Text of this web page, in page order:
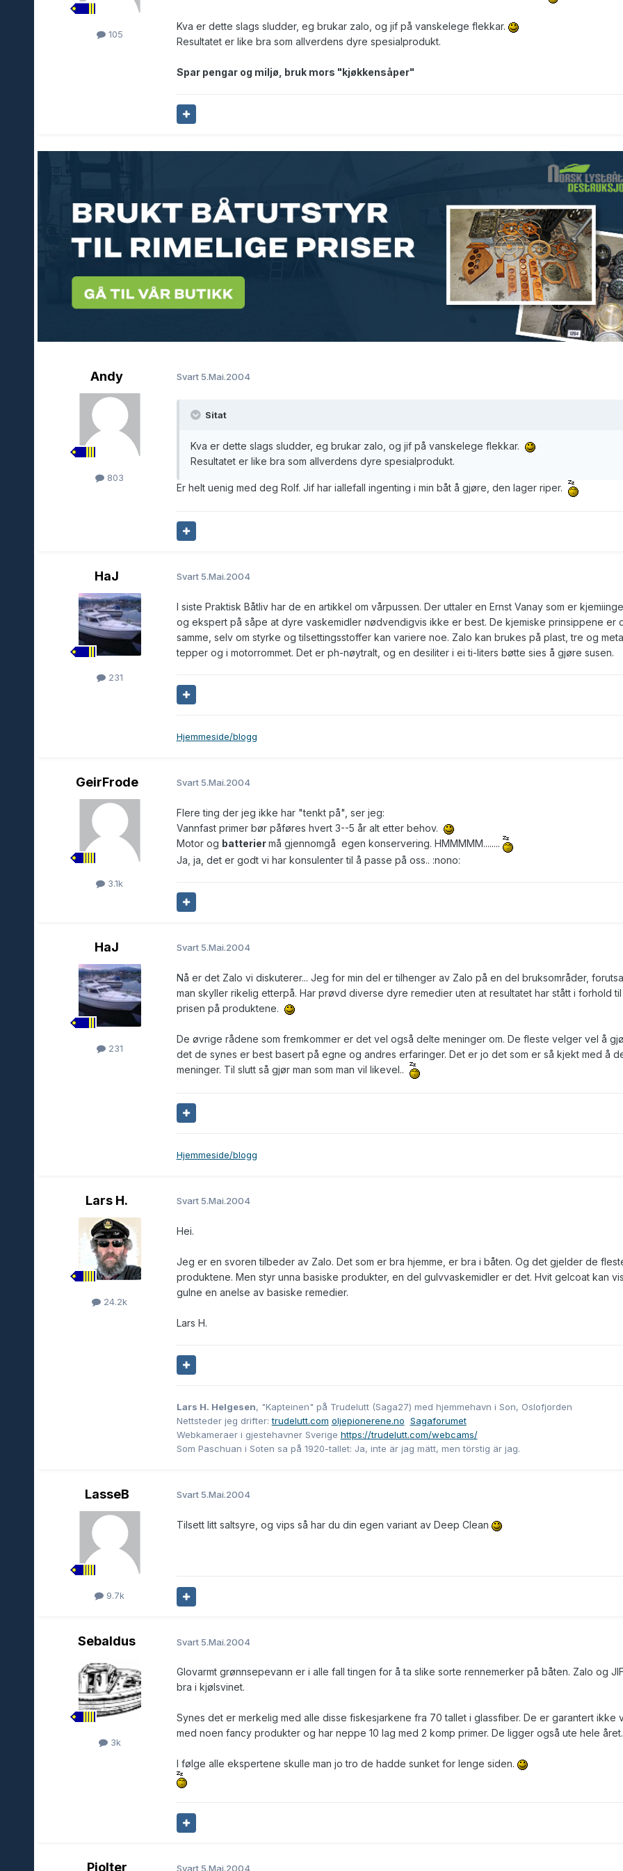
105
Kva er dette slags sludder, eg brukar zalo, og jif på vanskelege flekkar.
Resultatet er like bra som allverdens dyre spesialprodukt.
Spar pengar og miljø, bruk mors "kjøkkensåper"
Andy
803
Svart 5.Mai.2004
Sitat
Kva er dette slags sludder, eg brukar zalo, og jif på vanskelege flekkar.
Resultatet er like bra som allverdens dyre spesialprodukt.
Er helt uenig med deg Rolf. Jif har iallefall ingenting i min båt å gjøre, den lager riper.
HaJ
231
Svart 5.Mai.2004
I siste Praktisk Båtliv har de en artikkel om vårpussen. Der uttaler en Ernst Vanay som er
og ekspert på såpe at dyre vaskemidler nødvendigvis ikke er best. De kjemiske prinsippene er
samme, selv om styrke og tilsettingsstoffer kan variere noe. Zalo kan brukes på plast, tre og
tepper og i motorrommet. Det er ph-nøytralt, og en desiliter i ei ti-liters bøtte sies å gjøre susen.
Hjemmeside/blogg
GeirFrode
3.1k
Svart 5.Mai.2004
Flere ting der jeg ikke har "tenkt på", ser jeg:
Vannfast primer bør påføres hvert 3--5 år alt etter behov.
Motor og batteriermå gjennomgå egen konservering. HMMMMM........
Ja, ja, det er godt vi har konsulenter til å passe på oss.. :nono:
HaJ
231
Svart 5.Mai.2004
Nå er det Zalo vi diskuterer... Jeg for min del er tilhenger av Zalo på en del bruksområder,
man skyller rikelig etterpå. Har prøvd diverse dyre remedier uten at resultatet har stått i forhold til
prisen på produktene.
De øvrige rådene som fremkommer er det vel også delte meninger om. De fleste velger vel å
det de synes er best basert på egne og andres erfaringer. Det er jo det som er så kjekt med å
meninger. Til slutt så gjør man som man vil likevel..
Hjemmeside/blogg
Lars H.
24.2k
Svart 5.Mai.2004
Hei.
Jeg er en svoren tilbeder av Zalo. Det som er bra hjemme, er bra i båten. Og det gjelder de
produktene. Men styr unna basiske produkter, en del gulvvaskemidler er det. Hvit gelcoat kan
gulne en anelse av basiske remedier.
Lars H.
Lars H. Helgesen, "Kapteinen" på Trudelutt (Saga27) med hjemmehavn i Son, Oslofjorden
Nettsteder jeg drifter:trudelutt.com oljepionerene.no Sagaforumet
Webkameraer i gjestehavner Sverige https://trudelutt.com/webcams/
Som Paschuan i Soten sa på 1920-tallet: Ja, inte är jag mätt, men törstig är jag.
LasseB
9.7k
Svart 5.Mai.2004
Tilsett litt saltsyre, og vips så har du din egen variant av Deep Clean
Sebaldus
3k
Svart 5.Mai.2004
Glovarmt grønnsepevann er i alle fall tingen for å ta slike sorte rennemerker på båten. Zalo og
bra i kjølsvinet.
Synes det er merkelig med alle disse fiskesjarkene fra 70 tallet i glassfiber. De er garantert ikke
med noen fancy produkter og har neppe 10 lag med 2 komp primer. De ligger også ute hele året.
I følge alle ekspertene skulle man jo tro de hadde sunket for lenge siden.
Pjolter Svart 5.Mai.2004